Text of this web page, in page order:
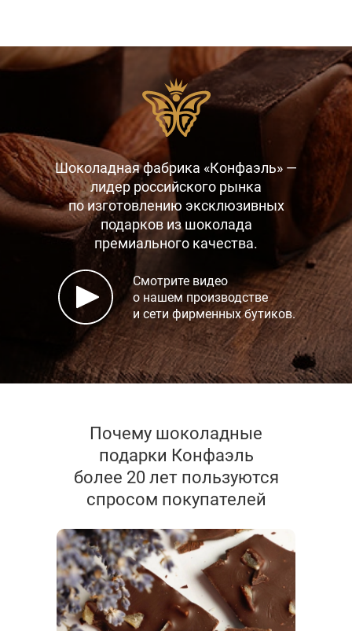
Шоколадная фабрика «Конфаэль» —
лидер российского рынка
по изготовлению эксклюзивных
подарков из шоколада
премиального качества.
Смотрите видео
о нашем производстве
и сети фирменных бутиков.
Почему шоколадные
подарки Конфаэль
более 20 лет пользуются
спросом покупателей